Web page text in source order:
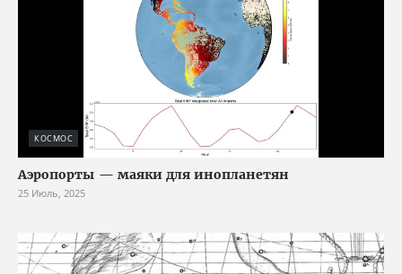
КОСМОС
Аэропорты — маяки для инопланетян
25 Июль, 2025